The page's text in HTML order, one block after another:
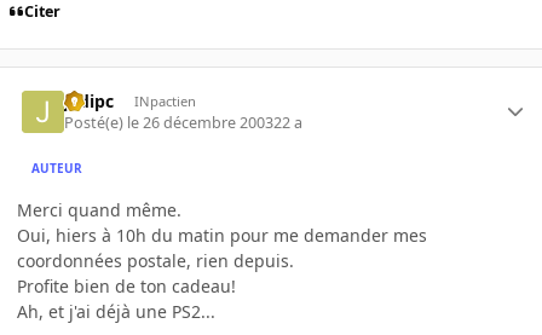
Citer
jedipc INpactien
Posté(e) le 26 décembre 200322 a
AUTEUR
Merci quand même.
Oui, hiers à 10h du matin pour me demander mes
coordonnées postale, rien depuis.
Profite bien de ton cadeau!
Ah, et j'ai déjà une PS2...